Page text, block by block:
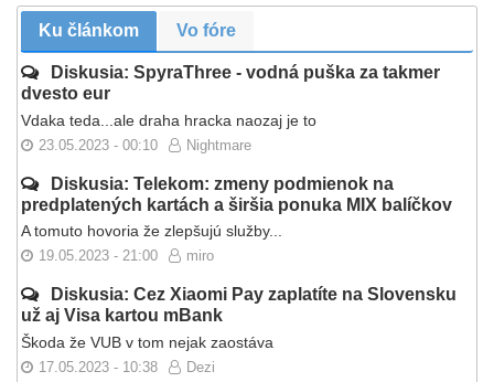
Ku článkom Vo fóre
Diskusia: SpyraThree - vodná puška za takmer
dvesto eur
Vdaka teda...ale draha hracka naozaj je to
23.05.2023 - 00:10 Nightmare
Diskusia: Telekom: zmeny podmienok na
predplatených kartách a širšia ponuka MIX balíčkov
A tomuto hovoria že zlepšujú služby...
19.05.2023 - 21:00 miro
Diskusia: Cez Xiaomi Pay zaplatíte na Slovensku
už aj Visa kartou mBank
Škoda že VUB v tom nejak zaostáva
17.05.2023 - 10:38 Dezi